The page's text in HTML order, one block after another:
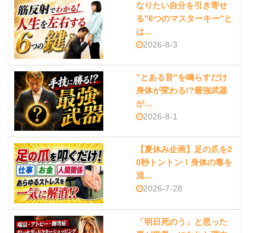
なりたい自分を引き寄せ
る”6つのマスターキー”と
は…
2026-8-3
”とある音”を鳴らすだけ
身体が変わる!?最強武器
が…
2026-8-1
【夏休み企画】足の爪を2
0秒トントン！身体の毒を
流…
2026-7-28
「明日死のう」と思った